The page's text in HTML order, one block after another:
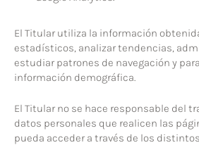
El Titular utiliza la información
estadísticos, analizar tendencias,
estudiar patrones de navegación y
información demográfica.
El Titular no se hace responsable del
datos personales que realicen las
pueda acceder a través de los